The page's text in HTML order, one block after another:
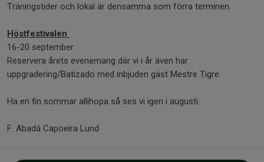
Träningstider och lokal är densamma som förra terminen.
Höstfestivalen
16-20 september
Reservera årets evenemang där vi i år även har
uppgradering/Batizado med inbjuden gäst Mestre Tigre.
Ha en fin sommar allihopa så ses vi igen i augusti.
F. Abadá Capoeira Lund